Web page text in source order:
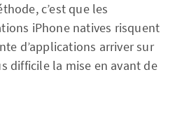
c’est que les
iPhone natives risquent
d’applications arriver sur
difficile la mise en avant de